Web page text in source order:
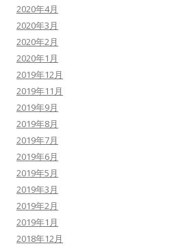
2020年4月
2020年3月
2020年2月
2020年1月
2019年12月
2019年11月
2019年9月
2019年8月
2019年7月
2019年6月
2019年5月
2019年3月
2019年2月
2019年1月
2018年12月